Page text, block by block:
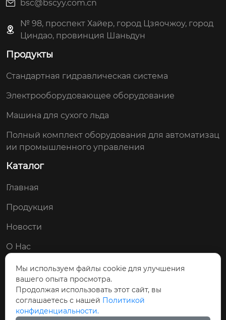
bsc@bscyy.com.cn
№ 98, проспект Хайер, город Цзяочжоу, город
Циндао, провинция Шаньдун
Продукты
Стандартная гидравлическая система
Электрооборудовающее оборудование
Машина для сухого льда
Полный комплект оборудования для автоматизац
ии промышленного управления
Каталог
Главная
Продукция
Новости
О Нас
Контакты
Мы в соц. сетях:
 
Мы используем файлы cookie для улучшения
вашего опыта просмотра.
Продолжая использовать этот сайт, вы
соглашаетесь с нашей Политикой
конфиденциальности.